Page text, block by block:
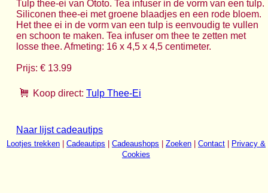
Tulp thee-ei van Ototo. Tea infuser in de vorm van een tulp.
Siliconen thee-ei met groene blaadjes en een rode bloem.
Het thee ei in de vorm van een tulp is eenvoudig te vullen
en schoon te maken. Tea infuser om thee te zetten met
losse thee. Afmeting: 16 x 4,5 x 4,5 centimeter.
Prijs: € 13.99
Koop direct: Tulp Thee-Ei
Naar lijst cadeautips
Lootjes trekken Cadeautips Cadeaushops Zoeken Contact
Privacy &
Cookies